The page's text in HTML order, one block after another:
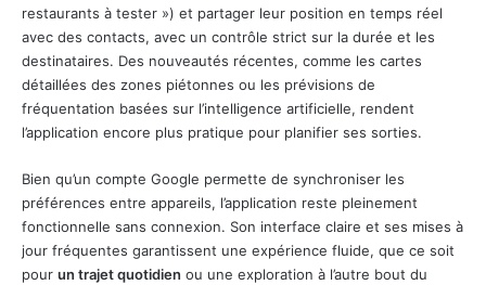
restaurants à tester ») et partager leur position en temps réel
avec des contacts, avec un contrôle strict sur la durée et les
destinataires. Des nouveautés récentes, comme les cartes
détaillées des zones piétonnes ou les prévisions de
fréquentation basées sur l’intelligence artificielle, rendent
l’application encore plus pratique pour planifier ses sorties.
Bien qu’un compte Google permette de synchroniser les
préférences entre appareils, l’application reste pleinement
fonctionnelle sans connexion. Son interface claire et ses mises à
jour fréquentes garantissent une expérience fluide, que ce soit
pour un trajet quotidien ou une exploration à l’autre bout du